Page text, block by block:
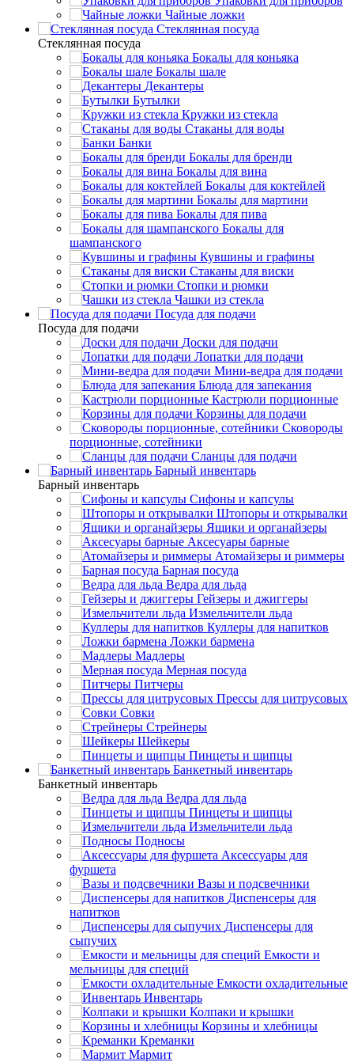
Чайные ложки
Стеклянная посуда
Стеклянная посуда
Бокалы для коньяка
Бокалы шале
Декантеры
Бутылки
Кружки из стекла
Стаканы для воды
Банки
Бокалы для бренди
Бокалы для вина
Бокалы для коктейлей
Бокалы для мартини
Бокалы для пива
Бокалы для
шампанского
Кувшины и графины
Стаканы для виски
Стопки и рюмки
Чашки из стекла
Посуда для подачи
Посуда для подачи
Доски для подачи
Лопатки для подачи
Мини-ведра для подачи
Блюда для запекания
Кастрюли порционные
Корзины для подачи
Сковороды
порционные, сотейники
Сланцы для подачи
Барный инвентарь
Барный инвентарь
Сифоны и капсулы
Штопоры и открывалки
Ящики и органайзеры
Аксесуары барные
Атомайзеры и риммеры
Барная посуда
Ведра для льда
Гейзеры и джиггеры
Измельчители льда
Куллеры для напитков
Ложки бармена
Мадлеры
Мерная посуда
Питчеры
Прессы для цитрусовых
Совки
Стрейнеры
Шейкеры
Пинцеты и щипцы
Банкетный инвентарь
Банкетный инвентарь
Ведра для льда
Пинцеты и щипцы
Измельчители льда
Подносы
Аксессуары для
фуршета
Вазы и подсвечники
Диспенсеры для
напитков
Диспенсеры для
сыпучих
Емкости и
мельницы для специй
Емкости охладительные
Инвентарь
Колпаки и крышки
Корзины и хлебницы
Креманки
Мармит